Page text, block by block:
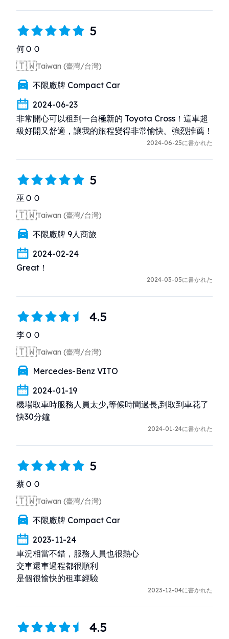
5
何ＯＯ
🇹🇼Taiwan (臺灣/台灣)
不限廠牌 Compact Car
2024-06-23
非常開心可以租到一台極新的 Toyota Cross！這車超
級好開又舒適，讓我的旅程變得非常愉快。強烈推薦！
2024-06-25に書かれた
5
巫ＯＯ
🇹🇼Taiwan (臺灣/台灣)
不限廠牌 9人商旅
2024-02-24
Great！
2024-03-05に書かれた
4.5
李ＯＯ
🇹🇼Taiwan (臺灣/台灣)
Mercedes-Benz VITO
2024-01-19
機場取車時服務人員太少,等候時間過長,到取到車花了
快30分鐘
2024-01-24に書かれた
5
蔡ＯＯ
🇹🇼Taiwan (臺灣/台灣)
不限廠牌 Compact Car
2023-11-24
車況相當不錯，服務人員也很熱心
交車還車過程都很順利
是個很愉快的租車經驗
2023-12-04に書かれた
4.5